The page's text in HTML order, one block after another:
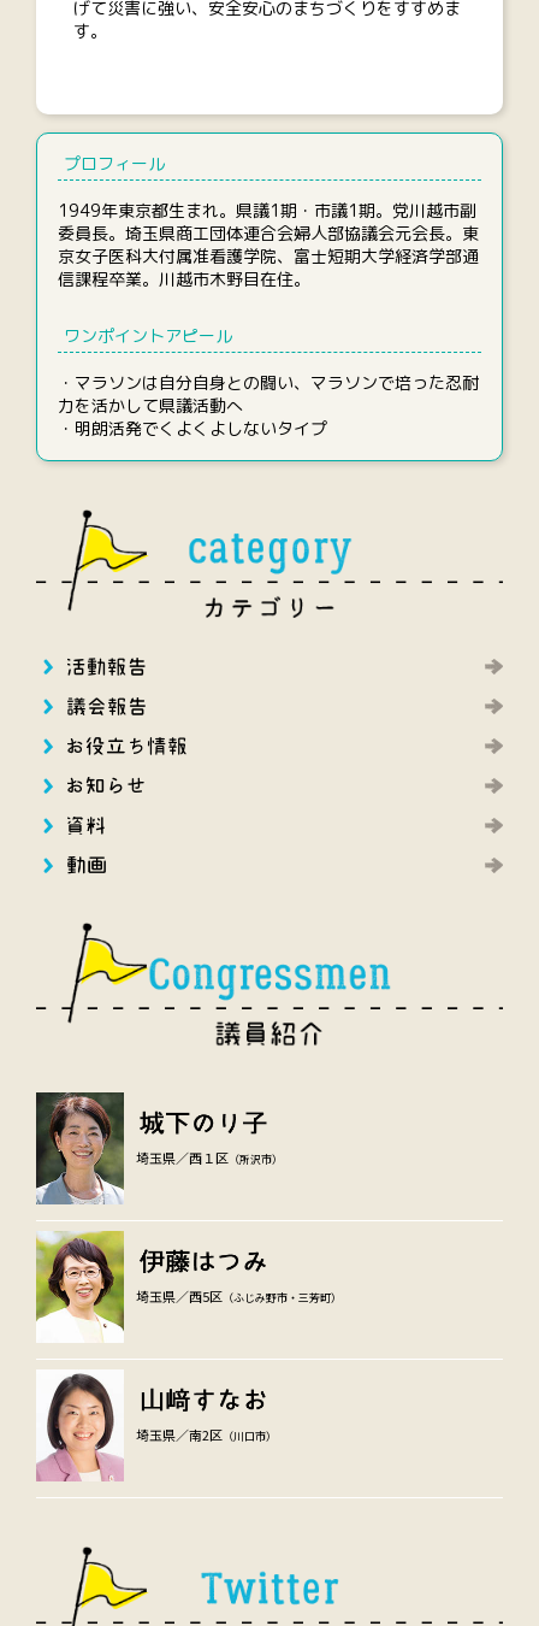
げて災害に強い、安全安心のまちづくりをすすめま
す。
プロフィール
1949年東京都生まれ。県議1期・市議1期。党川越市副
委員長。埼玉県商工団体連合会婦人部協議会元会長。東
京女子医科大付属准看護学院、富士短期大学経済学部通
信課程卒業。川越市木野目在住。
ワンポイントアピール
・マラソンは自分自身との闘い、マラソンで培った忍耐
力を活かして県議活動へ
・明朗活発でくよくよしないタイプ
埼玉県／西１区 （所沢市）
埼玉県／西5区 （ふじみ野市・三芳町）
埼玉県／南2区 （川口市）